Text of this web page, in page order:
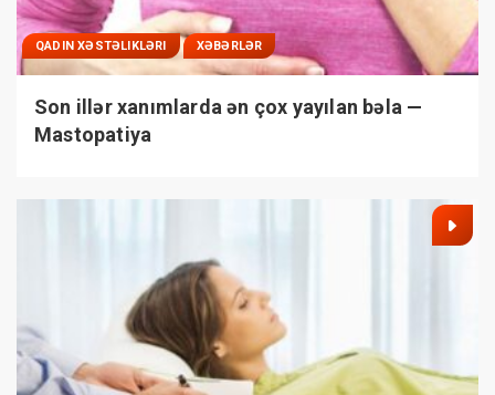
QADIN XƏSTƏLIKLƏRI XƏBƏRLƏR
Son illər xanımlarda ən çox yayılan bəla —
Mastopatiya